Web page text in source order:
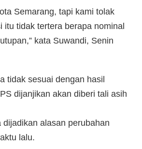
Semarang, tapi kami tolak
tidak tertera berapa nominal
kata Suwandi, Senin
tidak sesuai dengan hasil
dijanjikan akan diberi tali asih
alasan perubahan
lalu.